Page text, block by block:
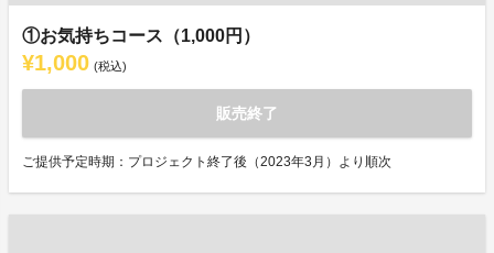
①お気持ちコース（1,000円）
¥1,000 (税込)
販売終了
ご提供予定時期：プロジェクト終了後（2023年3月）より順次